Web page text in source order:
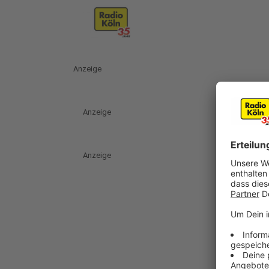
Anzeige
Anzeige
Anzeige